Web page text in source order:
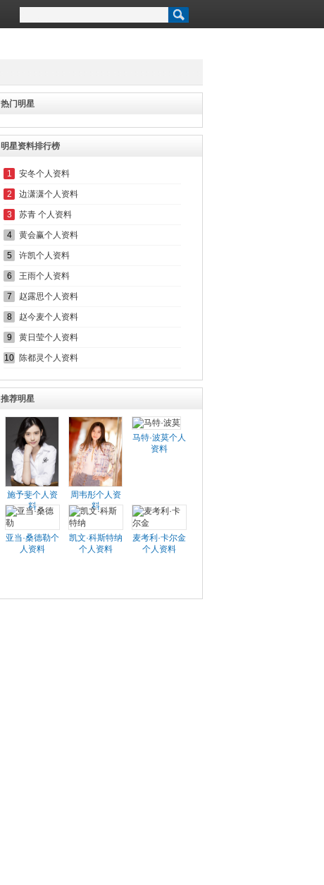
热门明星
明星资料排行榜
1 安冬个人资料
2 边潇潇个人资料
3 苏青 个人资料
4 黄会赢个人资料
5 许凯个人资料
6 王雨个人资料
7 赵露思个人资料
8 赵今麦个人资料
9 黄日莹个人资料
10 陈都灵个人资料
推荐明星
施予斐个人资
料
周韦彤个人资
料
马特·波莫个人
资料
亚当·桑德勒个
人资料
凯文·科斯特纳
个人资料
麦考利·卡尔金
个人资料